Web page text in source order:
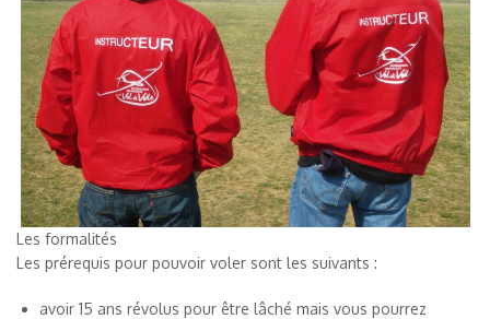
Les formalités
Les prérequis pour pouvoir voler sont les suivants :
avoir 15 ans révolus pour être lâché mais vous pourrez